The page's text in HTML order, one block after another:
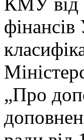
„Про